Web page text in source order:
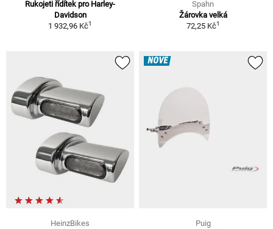
Rukojeti řídítek pro Harley-
Davidson
1 932,96 Kč1
Spahn
Žárovka velká
72,25 Kč1
HeinzBikes
NOVÉ
Puig